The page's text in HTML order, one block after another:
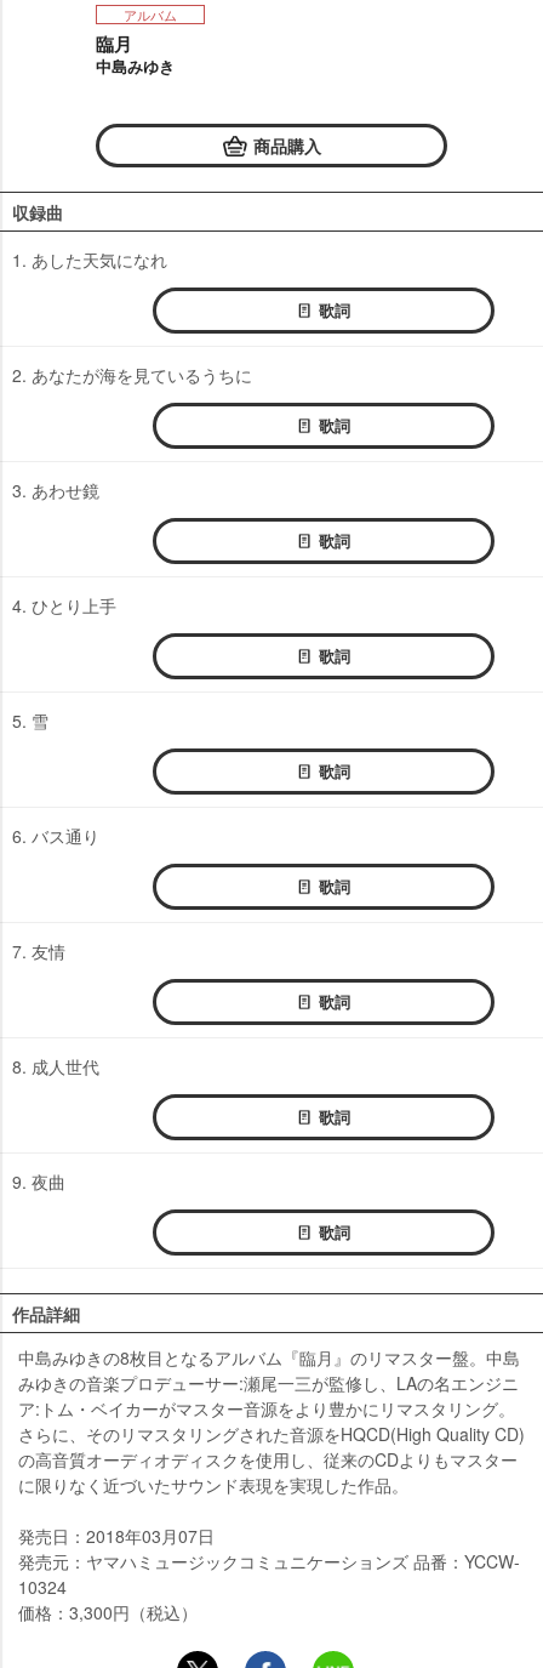
アルバム
臨月
中島みゆき
商品購入
収録曲
1. あした天気になれ
歌詞
2. あなたが海を見ているうちに
歌詞
3. あわせ鏡
歌詞
4. ひとり上手
歌詞
5. 雪
歌詞
6. バス通り
歌詞
7. 友情
歌詞
8. 成人世代
歌詞
9. 夜曲
歌詞
作品詳細
中島みゆきの8枚目となるアルバム『臨月』のリマスター盤。中島
みゆきの音楽プロデューサー:瀬尾一三が監修し、LAの名エンジニ
ア:トム・ベイカーがマスター音源をより豊かにリマスタリング。
さらに、そのリマスタリングされた音源をHQCD(High Quality CD)
の高音質オーディオディスクを使用し、従来のCDよりもマスター
に限りなく近づいたサウンド表現を実現した作品。
発売日：2018年03月07日
発売元：ヤマハミュージックコミュニケーションズ 品番：YCCW-
10324
価格：3,300円（税込）